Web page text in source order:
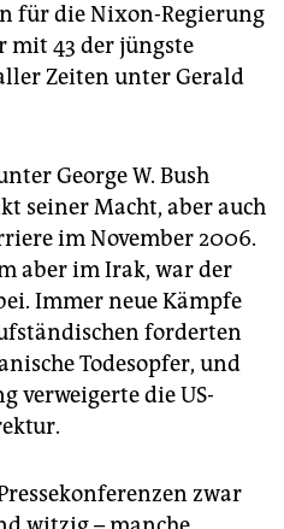
für die Nixon-Regierung
mit 43 der jüngste
Zeiten unter Gerald
George W. Bush
seiner Macht, aber auch
im November 2006.
aber im Irak, war der
Immer neue Kämpfe
forderten
Todesopfer, und
verweigerte die US-
zwar